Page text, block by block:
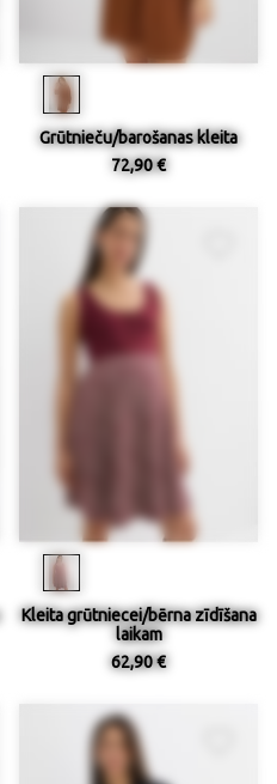
Grūtnieču/barošanas kleita
72,90 €
Kleita grūtniecei/bērna zīdīšana
laikam
62,90 €